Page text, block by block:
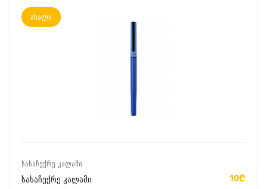
ახალი
ᲡᲐᲡᲐᲩᲣᲥᲠᲔ ᲙᲐᲚᲐᲛᲘ
სასაჩუქრე კალამი 10₾